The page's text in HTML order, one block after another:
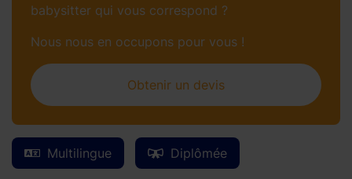
Multilingue Diplômée
babysitter qui vous correspond ?
Nous nous en occupons pour vous !
Obtenir un devis